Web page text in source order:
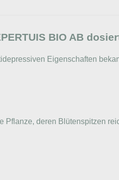
BIO AB
Eigenschaften
Pflanze, deren Blütenspitzen